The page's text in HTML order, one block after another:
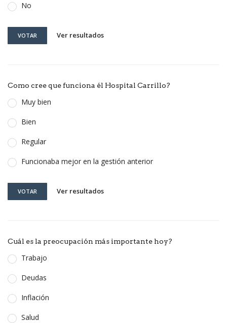
No
VOTAR Ver resultados
Como cree que funciona él Hospital Carrillo?
Muy bien
Bien
Regular
Funcionaba mejor en la gestión anterior
VOTAR Ver resultados
Cuál es la preocupación más importante hoy?
Trabajo
Deudas
Inflación
Salud